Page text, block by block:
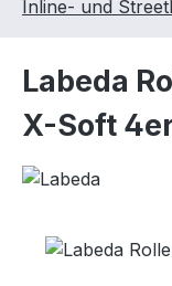
Inline- und
Labeda
X-Soft
Bildergalerie